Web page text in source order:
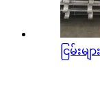
ငြမ်း